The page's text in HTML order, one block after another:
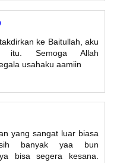
ke Baitullah, aku
itu. Semoga Allah
usahaku aamiin
yang sangat luar biasa
banyak yaa bun
bisa segera kesana.